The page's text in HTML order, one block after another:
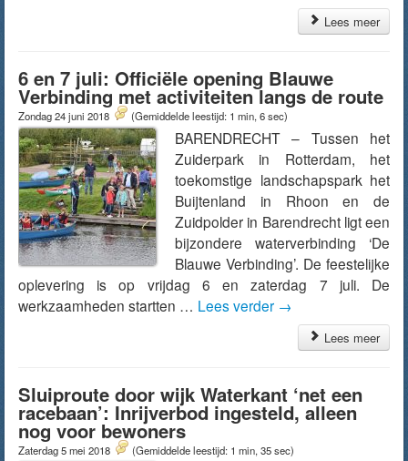
Lees meer
6 en 7 juli: Officiële opening Blauwe
Verbinding met activiteiten langs de route
Zondag 24 juni 2018 (Gemiddelde leestijd: 1 min, 6 sec)
BARENDRECHT – Tussen het
Zuiderpark in Rotterdam, het
toekomstige landschapspark het
Buijtenland in Rhoon en de
Zuidpolder in Barendrecht ligt een
bijzondere waterverbinding ‘De
Blauwe Verbinding’. De feestelijke
oplevering is op vrijdag 6 en zaterdag 7 juli. De
werkzaamheden startten … Lees verder →
Lees meer
Sluiproute door wijk Waterkant ‘net een
racebaan’: Inrijverbod ingesteld, alleen
nog voor bewoners
Zaterdag 5 mei 2018 (Gemiddelde leestijd: 1 min, 35 sec)